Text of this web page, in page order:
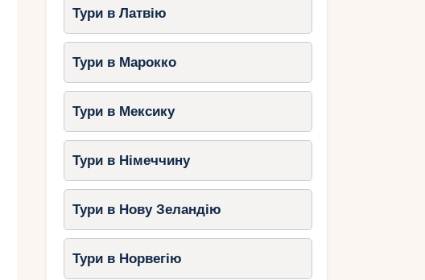
Тури в Латвію
Тури в Марокко
Тури в Мексику
Тури в Німеччину
Тури в Нову Зеландію
Тури в Норвегію